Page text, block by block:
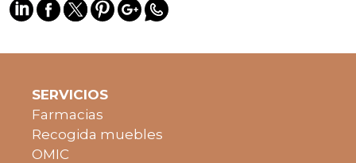
SERVICIOS
Farmacias
Recogida muebles
OMIC